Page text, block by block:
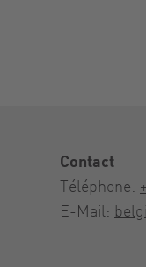
Contact
Téléphone:
E-Mail: